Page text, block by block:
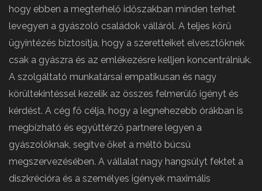
hogy ebben a megterhelő időszakban minden terhet
levegyen a gyászoló családok válláról. A teljes körű
ügyintézés biztosítja, hogy a szeretteiket elvesztőknek
csak a gyászra és az emlékezésre kelljen koncentrálniuk.
A szolgáltató munkatársai empatikusan és nagy
körültekintéssel kezelik az összes felmerülő igényt és
kérdést. A cég fő célja, hogy a legnehezebb órákban is
megbízható és együttérző partnere legyen a
gyászolóknak, segítve őket a méltó búcsú
megszervezésében. A vállalat nagy hangsúlyt fektet a
diszkrécióra és a személyes igények maximális